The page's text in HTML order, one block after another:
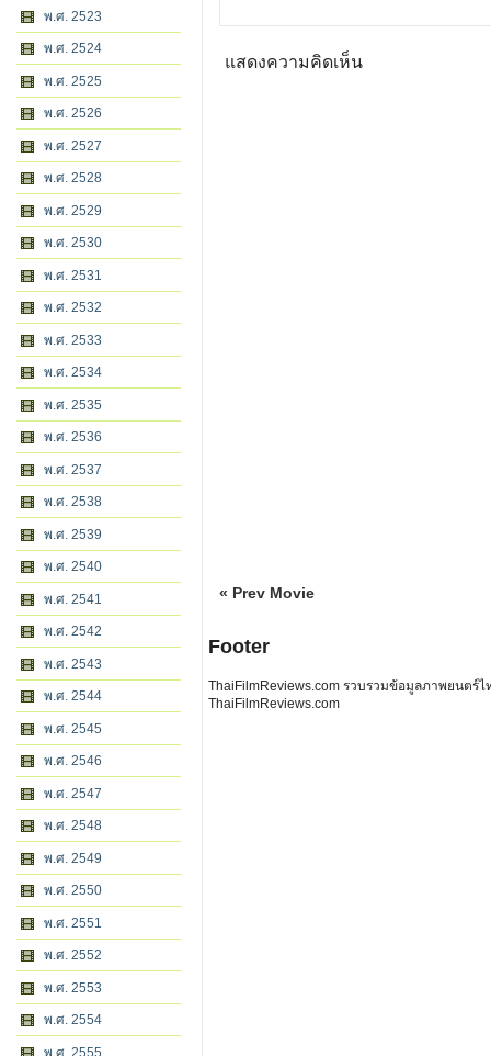
พ.ศ. 2523
พ.ศ. 2524
พ.ศ. 2525
พ.ศ. 2526
พ.ศ. 2527
พ.ศ. 2528
พ.ศ. 2529
พ.ศ. 2530
พ.ศ. 2531
พ.ศ. 2532
พ.ศ. 2533
พ.ศ. 2534
พ.ศ. 2535
พ.ศ. 2536
พ.ศ. 2537
พ.ศ. 2538
พ.ศ. 2539
พ.ศ. 2540
พ.ศ. 2541
พ.ศ. 2542
พ.ศ. 2543
พ.ศ. 2544
พ.ศ. 2545
พ.ศ. 2546
พ.ศ. 2547
พ.ศ. 2548
พ.ศ. 2549
พ.ศ. 2550
พ.ศ. 2551
พ.ศ. 2552
พ.ศ. 2553
พ.ศ. 2554
พ.ศ. 2555
แสดงความคิดเห็น
« Prev Movie
Footer
ThaiFilmReviews.com รวบรวมข้อมูลภาพยนตร์
ThaiFilmReviews.com